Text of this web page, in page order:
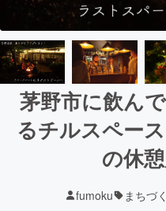
茅野市に飲ん
るチルスペー
の休
fumoku まちづ